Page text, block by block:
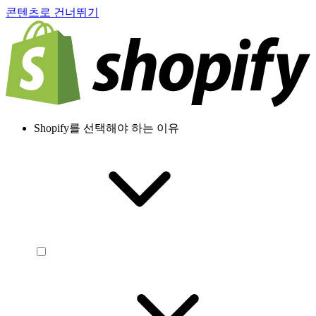
콘텐츠로 건너뛰기
Shopify를 선택해야 하는 이유